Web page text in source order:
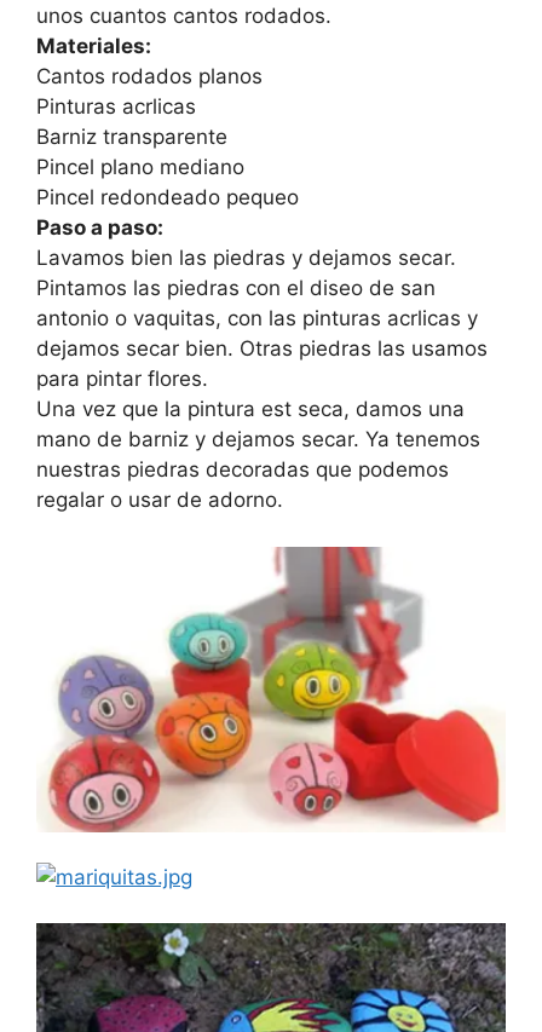
unos cuantos cantos rodados.
Materiales:
Cantos rodados planos
Pinturas acrlicas
Barniz transparente
Pincel plano mediano
Pincel redondeado pequeo
Paso a paso:
Lavamos bien las piedras y dejamos secar.
Pintamos las piedras con el diseo de san
antonio o vaquitas, con las pinturas acrlicas y
dejamos secar bien. Otras piedras las usamos
para pintar flores.
Una vez que la pintura est seca, damos una
mano de barniz y dejamos secar. Ya tenemos
nuestras piedras decoradas que podemos
regalar o usar de adorno.